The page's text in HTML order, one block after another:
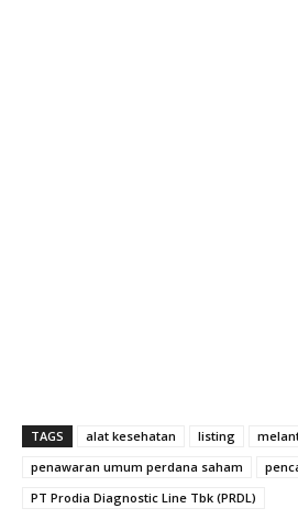
TAGS alat kesehatan listing
penawaran umum perdana saham
PT Prodia Diagnostic Line Tbk (PRDL)